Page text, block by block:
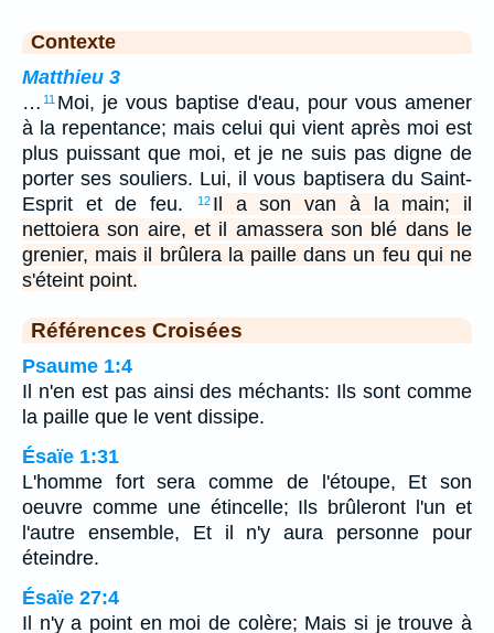
Contexte
Matthieu 3
… 11 Moi, je vous baptise d'eau, pour vous amener
à la repentance; mais celui qui vient après moi est
plus puissant que moi, et je ne suis pas digne de
porter ses souliers. Lui, il vous baptisera du Saint-
Esprit et de feu.
12 Il a son van à la main; il
nettoiera son aire, et il amassera son blé dans le
grenier, mais il brûlera la paille dans un feu qui ne
s'éteint point.
Références Croisées
Psaume 1:4
Il n'en est pas ainsi des méchants: Ils sont comme
la paille que le vent dissipe.
Ésaïe 1:31
L'homme fort sera comme de l'étoupe, Et son
oeuvre comme une étincelle; Ils brûleront l'un et
l'autre ensemble, Et il n'y aura personne pour
éteindre.
Ésaïe 27:4
Il n'y a point en moi de colère; Mais si je trouve à